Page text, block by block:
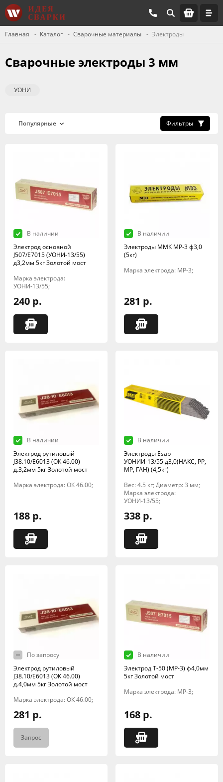
Главная Каталог Сварочные материалы Электроды
Сварочные электроды 3 мм
УОНИ
Фильтры
В наличии
Электрод основной
J507/E7015 (УОНИ-13/55)
д3,2мм 5кг Золотой мост
Марка электрода:
УОНИ-13/55;
240 р.
В наличии
Электроды ММК МР-3 ф3,0
(5кг)
Марка электрода: МР-3;
281 р.
В наличии
Электрод рутиловый
J38.10/E6013 (ОК 46.00)
д.3,2мм 5кг Золотой мост
Марка электрода: ОК 46.00;
188 р.
В наличии
Электроды Esab
УОНИИ-13/55 д3,0(НАКС, РР,
МР, ГАН) (4,5кг)
Вес: 4.5 кг; Диаметр: 3 мм;
Марка электрода:
УОНИ-13/55;
338 р.
По запросу
Электрод рутиловый
J38.10/E6013 (ОК 46.00)
д.4,0мм 5кг Золотой мост
Марка электрода: ОК 46.00;
281 р.
Запрос
В наличии
Электрод Т-50 (МР-3) ф4,0мм
5кг Золотой мост
Марка электрода: МР-3;
168 р.